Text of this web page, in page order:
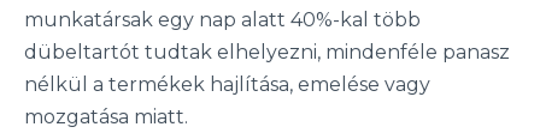
munkatársak egy nap alatt 40%-kal több
dübeltartót tudtak elhelyezni, mindenféle panasz
nélkül a termékek hajlítása, emelése vagy
mozgatása miatt.